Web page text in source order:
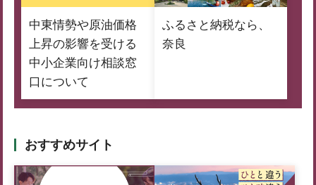
中東情勢や原油価格
上昇の影響を受ける
中小企業向け相談窓
口について
ふるさと納税なら、
奈良
おすすめサイト